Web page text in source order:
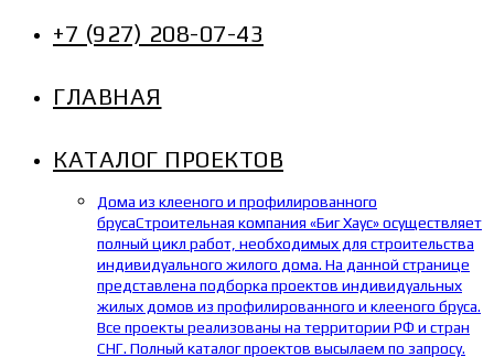
+7 (927) 208-07-43
ГЛАВНАЯ
КАТАЛОГ ПРОЕКТОВ
Дома из клееного и профилированного
брусаСтроительная компания «Биг Хаус» осуществляет
полный цикл работ, необходимых для строительства
индивидуального жилого дома. На данной странице
представлена подборка проектов индивидуальных
жилых домов из профилированного и клееного бруса.
Все проекты реализованы на территории РФ и стран
СНГ. Полный каталог проектов высылаем по запросу.